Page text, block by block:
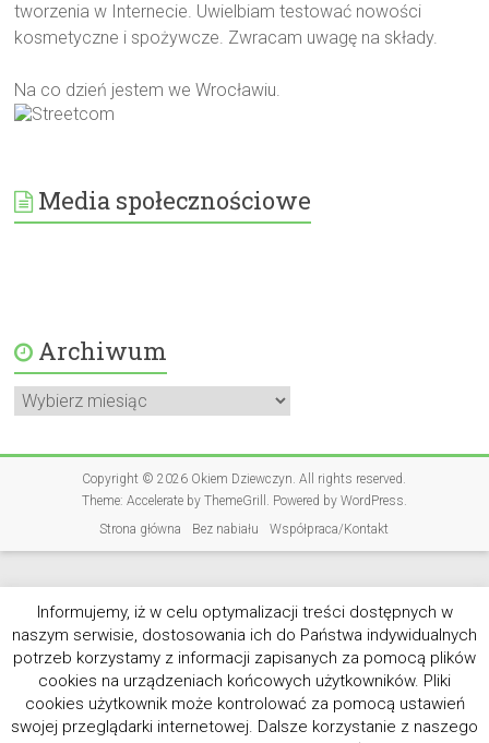
tworzenia w Internecie. Uwielbiam testować nowości
kosmetyczne i spożywcze. Zwracam uwagę na składy.
Na co dzień jestem we Wrocławiu.
Media społecznościowe
Archiwum
Archiwum
Copyright © 2026 Okiem Dziewczyn . All rights reserved.
Theme: Accelerateby ThemeGrill. Powered by WordPress
Strona główna
Bez nabiału Współpraca/Kontakt
Informujemy, iż w celu optymalizacji treści dostępnych w
naszym serwisie, dostosowania ich do Państwa indywidualnych
potrzeb korzystamy z informacji zapisanych za pomocą plików
cookies na urządzeniach końcowych użytkowników. Pliki
cookies użytkownik może kontrolować za pomocą ustawień
swojej przeglądarki internetowej. Dalsze korzystanie z naszego